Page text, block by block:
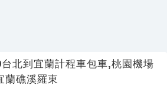
北到宜蘭計程車包車,桃園機場
蘭礁溪羅東